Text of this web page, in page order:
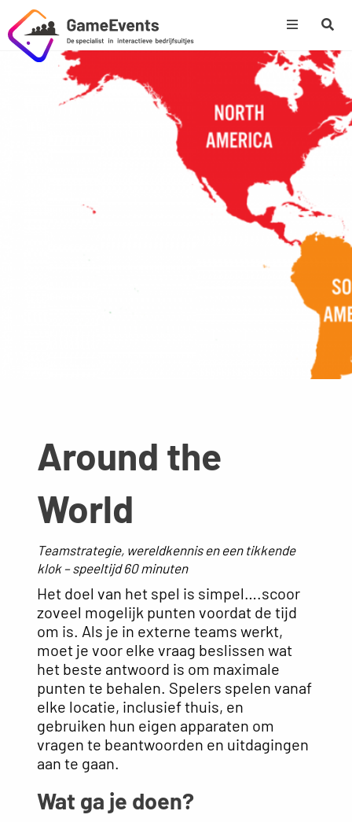
Around the
World
Teamstrategie, wereldkennis en een tikkende
klok – speeltijd 60 minuten
Het doel van het spel is simpel….scoor
zoveel mogelijk punten voordat de tijd
om is. Als je in externe teams werkt,
moet je voor elke vraag beslissen wat
het beste antwoord is om maximale
punten te behalen. Spelers spelen vanaf
elke locatie, inclusief thuis, en
gebruiken hun eigen apparaten om
vragen te beantwoorden en uitdagingen
aan te gaan.
Wat ga je doen?